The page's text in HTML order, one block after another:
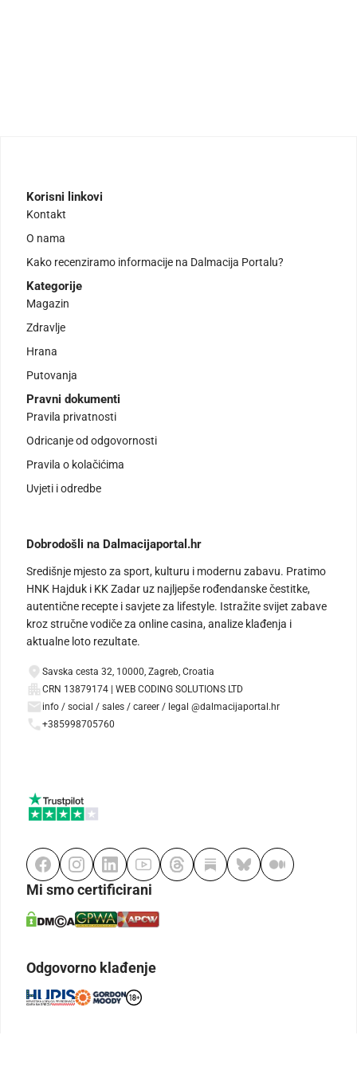
Korisni linkovi
Kontakt
O nama
Kako recenziramo informacije na Dalmacija Portalu?
Kategorije
Magazin
Zdravlje
Hrana
Putovanja
Pravni dokumenti
Pravila privatnosti
Odricanje od odgovornosti
Pravila o kolačićima
Uvjeti i odredbe
Dobrodošli na Dalmacijaportal.hr
Središnje mjesto za sport, kulturu i modernu zabavu. Pratimo
HNK Hajduk i KK Zadar uz najljepše rođendanske čestitke,
autentične recepte i savjete za lifestyle. Istražite svijet zabave
kroz stručne vodiče za online casina, analize klađenja i
aktualne loto rezultate.
Savska cesta 32, 10000, Zagreb, Croatia
CRN 13879174 | WEB CODING SOLUTIONS LTD
info / social / sales / career / legal @dalmacijaportal.hr
+385998705760
Mi smo certificirani
Odgovorno klađenje